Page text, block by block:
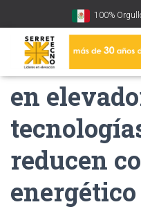
100%
en
reducen
energético